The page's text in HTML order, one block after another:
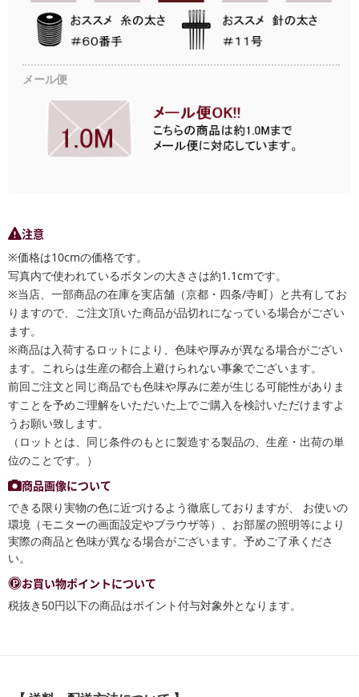
メール便
注意
※価格は10cmの価格です。
写真内で使われているボタンの大きさは約1.1cmです。
※当店、一部商品の在庫を実店舗（京都・四条/寺町）と共有してお
りますので、ご注文頂いた商品が品切れになっている場合がござい
ます。
※商品は入荷するロットにより、色味や厚みが異なる場合がござい
ます。これらは生産の都合上避けられない事象でございます。
前回ご注文と同じ商品でも色味や厚みに差が生じる可能性がありま
すことを予めご理解をいただいた上でご購入を検討いただけますよ
うお願い致します。
（ロットとは、同じ条件のもとに製造する製品の、生産・出荷の単
位のことです。）
商品画像について
できる限り実物の色に近づけるよう徹底しておりますが、 お使いの
環境（モニターの画面設定やブラウザ等）、お部屋の照明等により
実際の商品と色味が異なる場合がございます。予めご了承くださ
い。
お買い物ポイントについて
税抜き50円以下の商品はポイント付与対象外となります。